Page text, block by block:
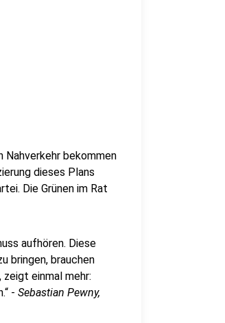
bekommen
dieses Plans
Die Grünen im Rat
aufhören. Diese
bringen, brauchen
einmal mehr:
- Sebastian Pewny,